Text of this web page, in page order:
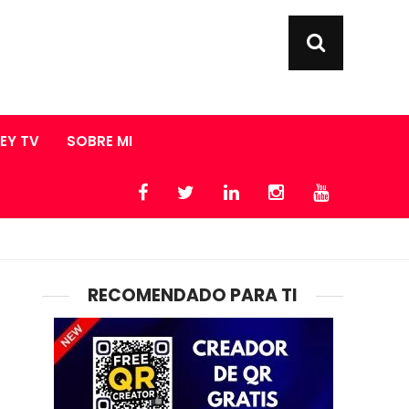
TV SOBRE MI
RECOMENDADO PARA TI